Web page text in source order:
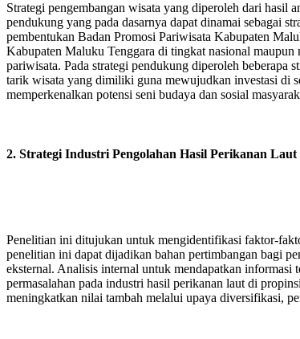
Strategi pengembangan wisata yang diperoleh dari hasil
pendukung yang pada dasarnya dapat dinamai sebagai
pembentukan Badan Promosi Pariwisata Kabupaten
Kabupaten Maluku Tenggara di tingkat nasional
pariwisata. Pada strategi pendukung diperoleh beberapa
tarik wisata yang dimiliki guna mewujudkan investasi di
memperkenalkan potensi seni budaya dan sosial
2. Strategi Industri Pengolahan Hasil Perikanan
Penelitian ini ditujukan untuk mengidentifikasi faktor-
penelitian ini dapat dijadikan bahan pertimbangan bagi
eksternal. Analisis internal untuk mendapatkan informasi
permasalahan pada industri hasil perikanan laut di
meningkatkan nilai tambah melalui upaya diversifikasi,